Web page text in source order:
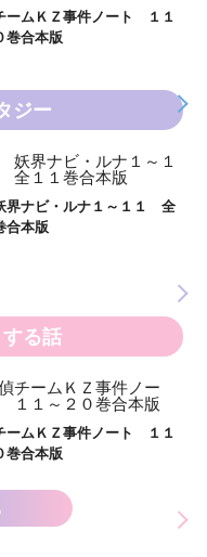
ームＫＺ事件ノート １１
巻合本版
ジー
ナビ・ルナ１～１１ 全
合本版
る話
ームＫＺ事件ノート １１
巻合本版